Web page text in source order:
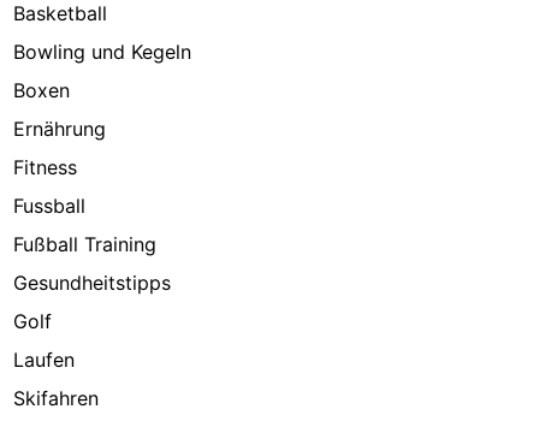
Basketball
Bowling und Kegeln
Boxen
Ernährung
Fitness
Fussball
Fußball Training
Gesundheitstipps
Golf
Laufen
Skifahren